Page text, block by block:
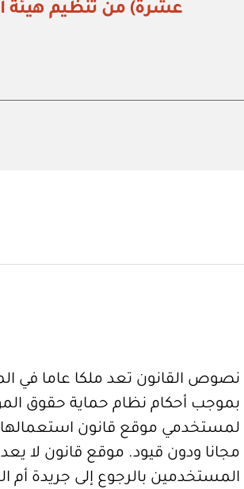
عشرة) من تنظيم هيئة
نصوص القانون تعد ملكا عاما في
بموجب أحكام نظام حماية حقوق
لمستخدمي موقع قانون
مجانا ودون قيود. موقع قانون لا
المستخدمين بالرجوع إلى جريدة أم